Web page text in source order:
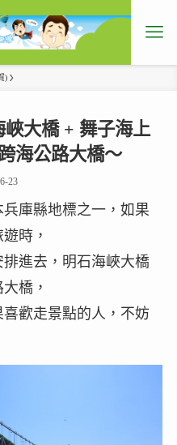
)
大橋 + 舞子海上
海公路大橋～
23
庫縣地標之一，如果
時，
進去，明石海峽大橋
橋，
歡走景點的人，不妨